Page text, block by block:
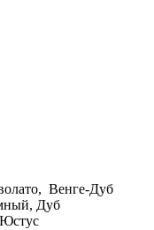
Венге-Дуб
Дуб